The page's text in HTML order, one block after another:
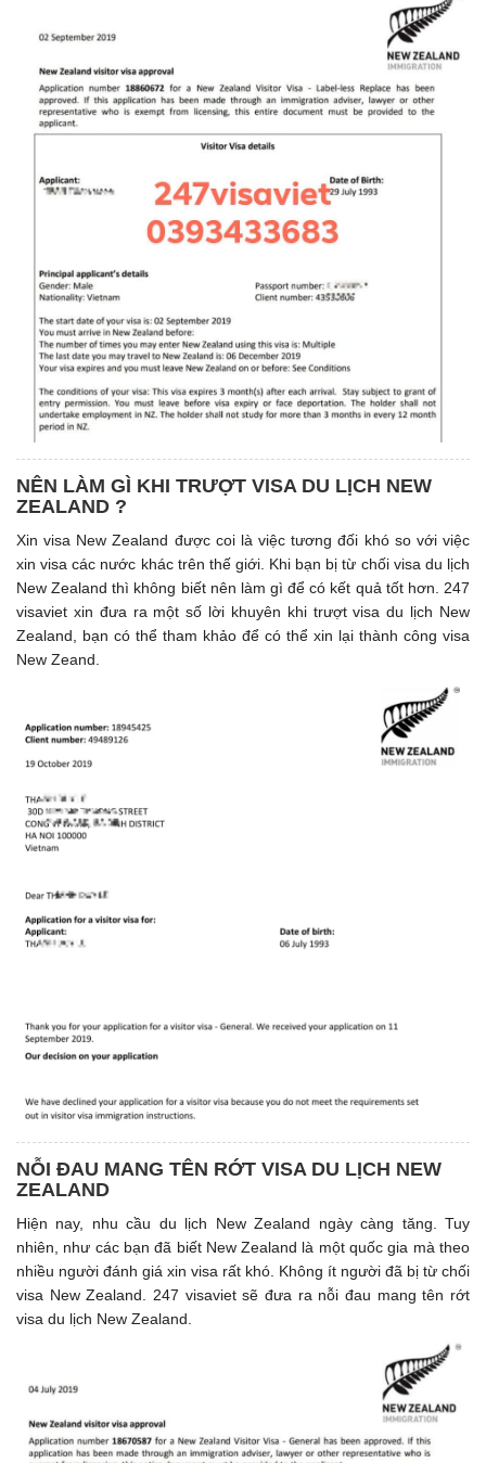
NÊN LÀM GÌ KHI TRƯỢT VISA DU LỊCH NEW
ZEALAND ?
Xin visa New Zealand được coi là việc tương đối khó so với việc
xin visa các nước khác trên thế giới. Khi bạn bị từ chối visa du lịch
New Zealand thì không biết nên làm gì để có kết quả tốt hơn. 247
visaviet xin đưa ra một số lời khuyên khi trượt visa du lịch New
Zealand, bạn có thể tham khảo để có thể xin lại thành công visa
New Zeand.
NỖI ĐAU MANG TÊN RỚT VISA DU LỊCH NEW
ZEALAND
Hiện nay, nhu cầu du lịch New Zealand ngày càng tăng. Tuy
nhiên, như các bạn đã biết New Zealand là một quốc gia mà theo
nhiều người đánh giá xin visa rất khó. Không ít người đã bị từ chối
visa New Zealand. 247 visaviet sẽ đưa ra nỗi đau mang tên rớt
visa du lịch New Zealand.